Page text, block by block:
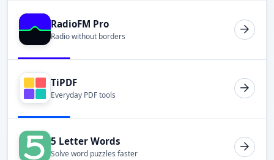
RadioFM Pro
Radio without borders
TiPDF
Everyday PDF tools
5 Letter Words
Solve word puzzles faster